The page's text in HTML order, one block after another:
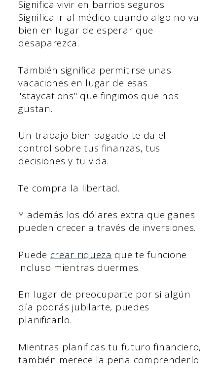
Significa vivir en barrios seguros.
Significa ir al médico cuando algo no va
bien en lugar de esperar que
desaparezca.
También significa permitirse unas
vacaciones en lugar de esas
"staycations" que fingimos que nos
gustan.
Un trabajo bien pagado te da el
control sobre tus finanzas, tus
decisiones y tu vida.
Te compra la libertad.
Y además los dólares extra que ganes
pueden crecer a través de inversiones.
Puede crear riqueza que te funcione
incluso mientras duermes.
En lugar de preocuparte por si algún
día podrás jubilarte, puedes
planificarlo.
Mientras planificas tu futuro financiero,
también merece la pena comprenderlo.